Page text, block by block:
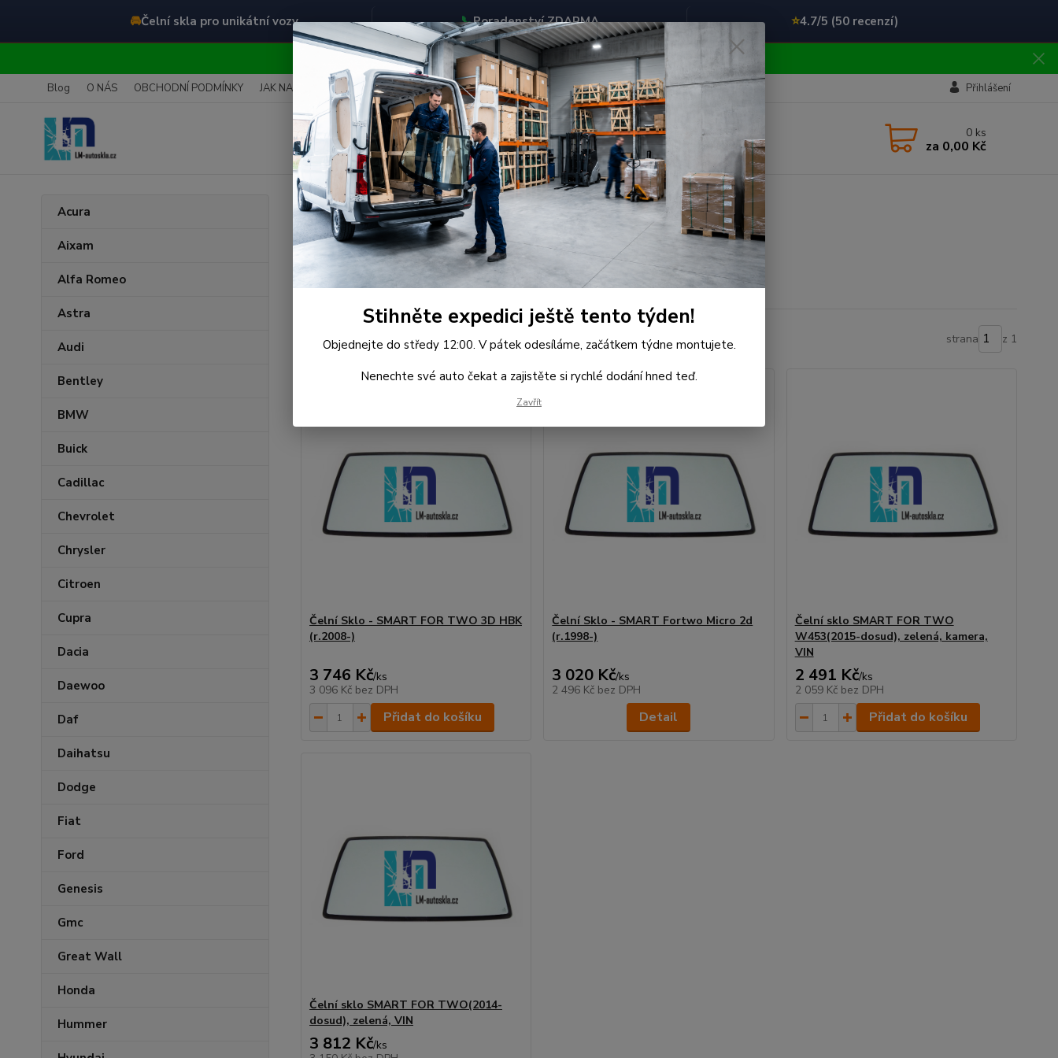
🚘Čelní skla pro unikátní vozy 📞Poradenství ZDARMA ⭐4.7/5 (50 recenzí)
OBJEDNÁVEJTE DO STŘEDY 12:00 - KAŽDÝ PÁTEK EXPEDUJEME!!
Blog O NÁS OBCHODNÍ PODMÍNKY JAK NAKUPOVAT KONTAKTY Přihlášení
Hledat 0 ks
za 0,00 Kč
Acura
Aixam
Alfa Romeo
Astra
Audi
Bentley
BMW
Buick
Cadillac
Chevrolet
Chrysler
Citroen
Cupra
Dacia
Daewoo
Daf
Daihatsu
Dodge
Fiat
Ford
Genesis
Gmc
Great Wall
Honda
Hummer
Úvod Smart
Smart
Zobrazuji 1-4 z 4 strana z 1
Čelní Sklo - SMART FOR TWO 3D HBK
(r.2008-)
3 746 Kč/ks
3 096 Kč bez DPH
Přidat do košíku
Čelní Sklo - SMART Fortwo Micro 2d
(r.1998-)
3 020 Kč/ks
2 496 Kč bez DPH
Detail
Čelní sklo SMART FOR TWO
W453(2015-dosud), zelená, kamera,
VIN
2 491 Kč/ks
2 059 Kč bez DPH
Přidat do košíku
Čelní sklo SMART FOR TWO(2014-
dosud), zelená, VIN
3 812 Kč/ks
Stihněte expedici ještě tento týden!
Objednejte do středy 12:00. V pátek odesíláme, začátkem týdne montujete.
Nenechte své auto čekat a zajistěte si rychlé dodání hned teď.
Zavřít